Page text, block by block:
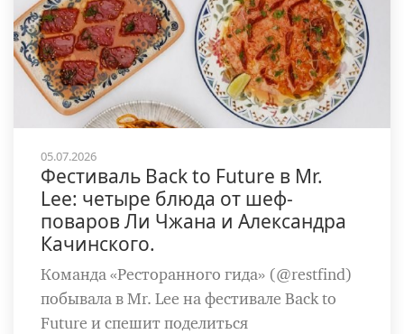
05.07.2026
Фестиваль Back to Future в Mr.
Lee: четыре блюда от шеф-
поваров Ли Чжана и Александра
Качинского.
Команда «Ресторанного гида» (@restfind)
побывала в Mr. Lee на фестивале Back to
Future и спешит поделиться